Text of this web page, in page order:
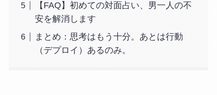
【FAQ】初めての対面占い、男一人の不
安を解消します
まとめ：思考はもう十分。あとは行動
（デプロイ）あるのみ。